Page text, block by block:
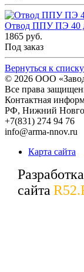
Отвод ППУ ПЭ 40
1865 руб.
Под заказ
Вернуться к списку
© 2026 ООО
Все права
Контактная
РФ, Нижний
+7(831) 274 94 76
info@arma-nnov.ru
Карта сайта
сайта